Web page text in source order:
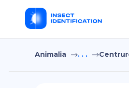
Animalia . . .